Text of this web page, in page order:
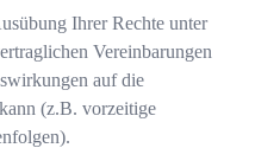
Ihrer Rechte unter
Vereinbarungen
auf die
(z.B. vorzeitige